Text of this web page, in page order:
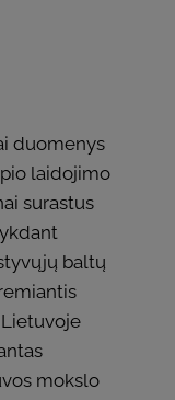
duomenys
laidojimo
surastus
baltų
mokslo